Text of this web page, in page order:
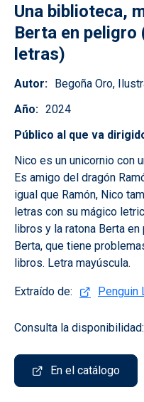
Una biblioteca,
Berta en peligro
letras)
Autor
Begoña Oro,
Año
2024
Público al que va
Nico es un unicornio con
Es amigo del dragón
igual que Ramón, Nico
letras con su mágico
libros y la ratona Berta
Berta, que tiene
libros. Letra mayúscula.
Extraído de: Penguin
Consulta la disponibilidad:
En el catálogo